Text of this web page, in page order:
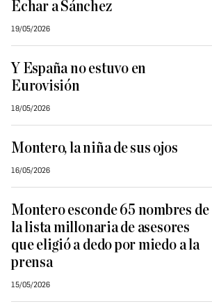
Echar a Sánchez
19/05/2026
Y España no estuvo en
Eurovisión
18/05/2026
Montero, la niña de sus ojos
16/05/2026
Montero esconde 65 nombres de
la lista millonaria de asesores
que eligió a dedo por miedo a la
prensa
15/05/2026